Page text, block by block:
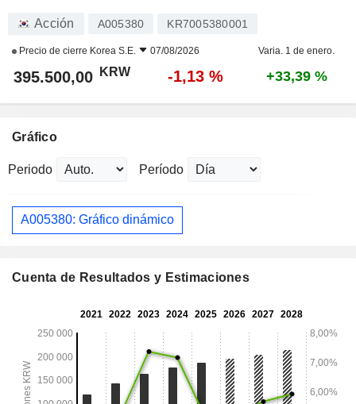
Acción A005380 KR7005380001
Precio de cierre Korea S.E. 07/08/2026 Varia. 1 de enero.
395.500,00 KRW -1,13 % +33,39 %
Gráfico
Periodo Período
A005380: Gráfico dinámico
Cuenta de Resultados y Estimaciones